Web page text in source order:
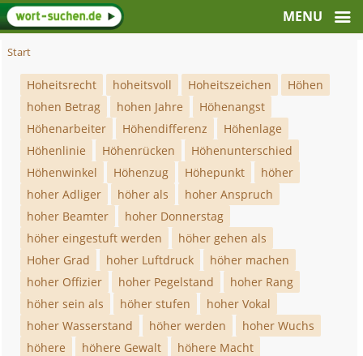
Start
Hoheitsrecht hoheitsvoll Hoheitszeichen
Höhen
hohen Betrag
hohen Jahre
Höhenangst
Höhenarbeiter
Höhendifferenz
Höhenlage
Höhenlinie
Höhenrücken
Höhenunterschied
Höhenwinkel
Höhenzug Höhepunkt
höher
hoher Adliger
höher als
hoher Anspruch
hoher Beamter
hoher Donnerstag
höher eingestuft werden
höher gehen als
Hoher Grad
hoher Luftdruck
höher machen
hoher Offizier
hoher Pegelstand
hoher Rang
höher sein als
höher stufen
hoher Vokal
hoher Wasserstand
höher werden
hoher Wuchs
höhere
höhere Gewalt
höhere Macht